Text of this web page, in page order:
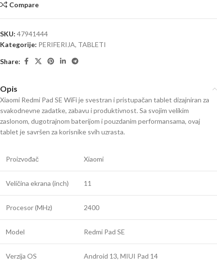
Compare
SKU: 47941444
Kategorije: PERIFERIJA, TABLETI
Share:
Opis
Xiaomi Redmi Pad SE WiFi je svestran i pristupačan tablet dizajniran za
svakodnevne zadatke, zabavu i produktivnost. Sa svojim velikim
zaslonom, dugotrajnom baterijom i pouzdanim performansama, ovaj
tablet je savršen za korisnike svih uzrasta.
Proizvođač Xiaomi
Veličina ekrana (inch) 11
Procesor (MHz) 2400
Model Redmi Pad SE
Verzija OS Android 13, MIUI Pad 14